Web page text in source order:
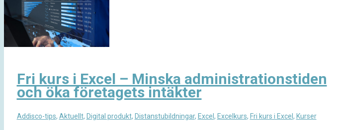
Fri kurs i Excel – Minska administrationstiden
och öka företagets intäkter
Addisco-tips, Aktuellt, Digital produkt, Distanstubildningar, Excel , Excelkurs, Fri kurs i Excel , Kurser